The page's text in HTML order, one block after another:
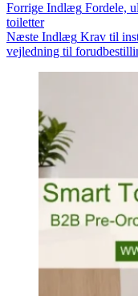
Forrige Indlæg Fordele,
toiletter
Næste Indlæg Krav til
vejledning til